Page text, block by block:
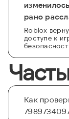
рано
Roblox
доступе к
Как